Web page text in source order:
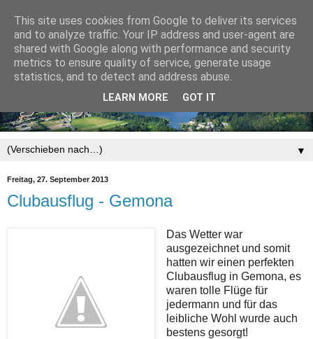
▼
Freitag, 27. September 2013
Clubausflug - Gemona
Das Wetter war
ausgezeichnet und somit
hatten wir einen perfekten
Clubausflug in Gemona, es
waren tolle Flüge für
jedermann und für das
leibliche Wohl wurde auch
bestens gesorgt!
This site uses cookies from Google to deliver its services
and to analyze traffic. Your IP address and user-agent are
shared with Google along with performance and security
metrics to ensure quality of service, generate usage
statistics, and to detect and address abuse.
LEARN MORE GOT IT